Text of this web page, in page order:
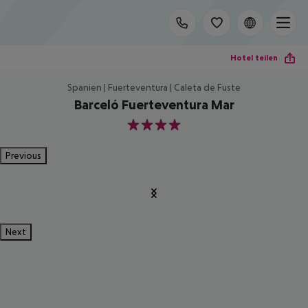
Hotel teilen
Spanien | Fuerteventura | Caleta de Fuste
Barceló Fuerteventura Mar
4
Previous
Next